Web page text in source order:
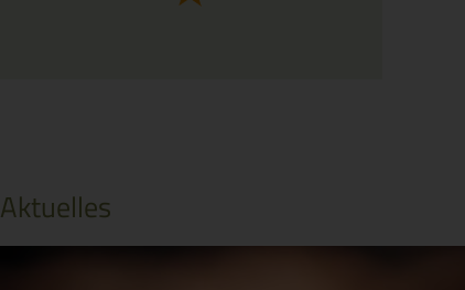
Aktuelles